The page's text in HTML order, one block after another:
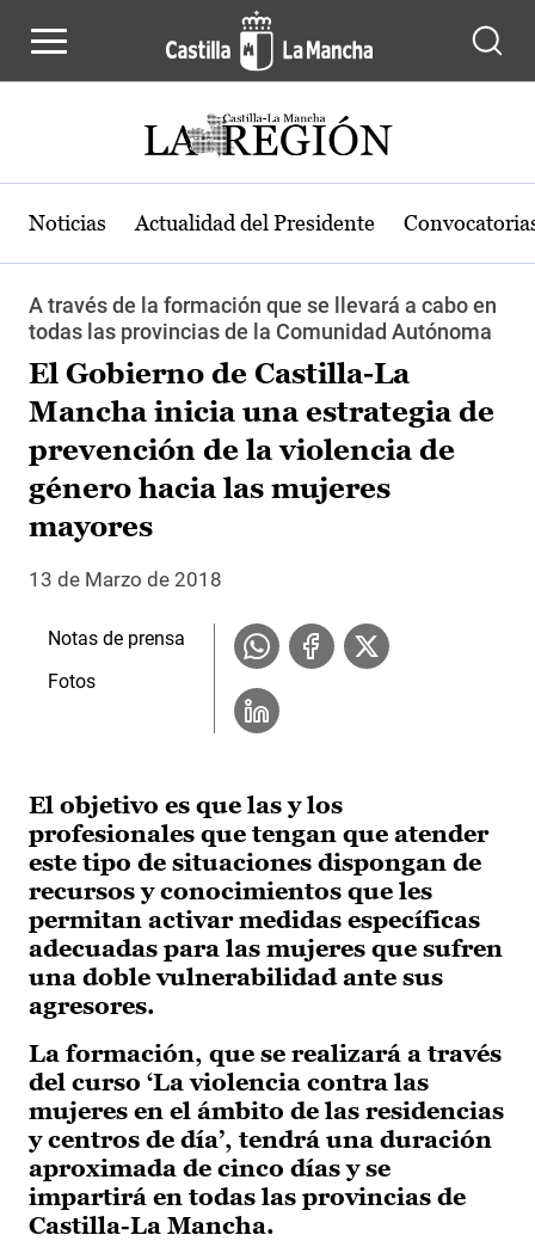
Noticias Actualidad del Presidente
A través de la formación que se llevará a cabo en
todas las provincias de la Comunidad Autónoma
El Gobierno de Castilla-La
Mancha inicia una estrategia de
prevención de la violencia de
género hacia las mujeres
mayores
13 de Marzo de 2018
El objetivo es que las y los
profesionales que tengan que atender
este tipo de situaciones dispongan de
recursos y conocimientos que les
permitan activar medidas específicas
adecuadas para las mujeres que sufren
una doble vulnerabilidad ante sus
agresores.
La formación, que se realizará a través
del curso ‘La violencia contra las
mujeres en el ámbito de las residencias
y centros de día’, tendrá una duración
aproximada de cinco días y se
impartirá en todas las provincias de
Castilla-La Mancha.
Notas de prensa
Fotos